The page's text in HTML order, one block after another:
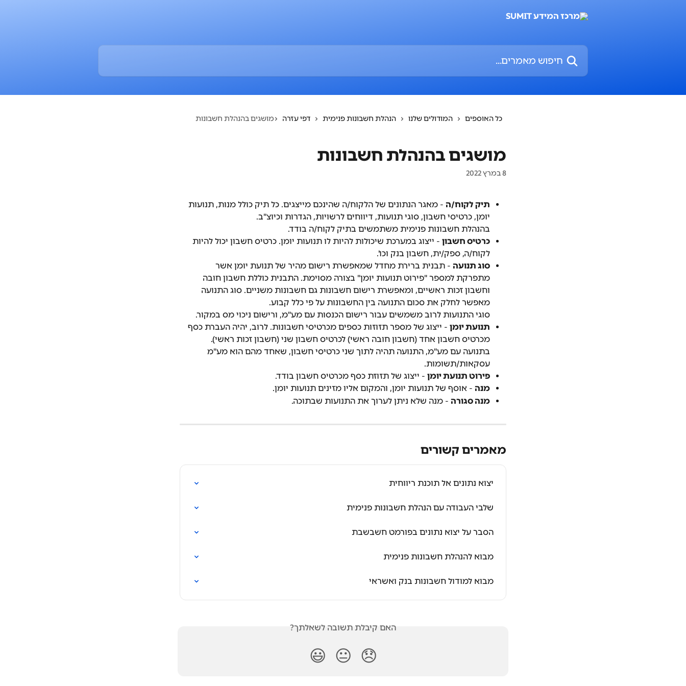
חיפוש מאמרים...
כל האוספים המודולים שלנו הנהלת חשבונות פנימית דפי עזרה מושגים בהנהלת חשבונות
מושגים בהנהלת חשבונות
8 במרץ 2022
תיק לקוח/ה - מאגר הנתונים של הלקוח/ה שהינכם מייצגים. כל תיק כולל מנות, תנועות
יומן, כרטיסי חשבון, סוגי תנועות, דיווחים לרשויות, הגדרות וכיוצ"ב.
בהנהלת חשבונות פנימית משתמשים בתיק לקוח/ה בודד.
כרטיס חשבון - ייצוג במערכת שיכולות להיות לו תנועות יומן. כרטיס חשבון יכול להיות
לקוח/ה, ספק/ית, חשבון בנק וכו'.
סוג תנועה - תבנית ברירת מחדל שמאפשרת רישום מהיר של תנועת יומן אשר
מתפרקת למספר "פירוט תנועות יומן" בצורה מסוימת. התבנית כוללת חשבון חובה
וחשבון זכות ראשיים, ומאפשרת רישום חשבונות גם חשבונות משניים. סוג התנועה
מאפשר לחלק את סכום התנועה בין החשבונות על פי כלל קבוע.
סוגי התנועות לרוב משמשים עבור רישום הכנסות עם מע"מ, ורישום ניכוי מס במקור.
תנועת יומן - ייצוג של מספר תזוזות כספים מכרטיסי חשבונות. לרוב, יהיה העברת כסף
מכרטיס חשבון אחד (חשבון חובה ראשי) לכרטיס חשבון שני (חשבון זכות ראשי).
בתנועה עם מע"מ, התנועה תהיה לתוך שני כרטיסי חשבון, שאחד מהם הוא מע"מ
עסקאות/תשומות.
פירוט תנועת יומן - ייצוג של תזוזת כסף מכרטיס חשבון בודד.
מנה - אוסף של תנועות יומן, והמקום אליו מזינים תנועות יומן.
מנה סגורה - מנה שלא ניתן לערוך את התנועות שבתוכה.
מאמרים קשורים
יצוא נתונים אל תוכנת ריווחית
שלבי העבודה עם הנהלת חשבונות פנימית
הסבר על יצוא נתונים בפורמט חשבשבת
מבוא להנהלת חשבונות פנימית
מבוא למודול חשבונות בנק ואשראי
האם קיבלת תשובה לשאלתך?
😞
😐
😃